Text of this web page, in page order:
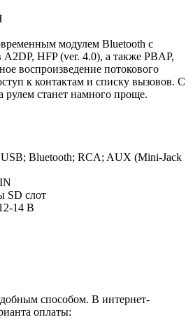
модулем Bluetooth с
HFP (ver. 4.0), а также PBAP,
воспроизведение потокового
к контактам и списку вызовов. С
рулем станет намного проще.
Bluetooth; RCA; AUX (Mini-Jack
SD слот
14 В
способом. В интернет-
оплаты: